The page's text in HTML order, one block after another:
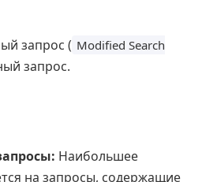
запрос ( Modified Search
запрос.
Наибольшее
на запросы, содержащие